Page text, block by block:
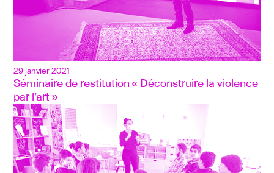
29 janvier 2021
Séminaire de restitution « Déconstruire la violence
par l’art »